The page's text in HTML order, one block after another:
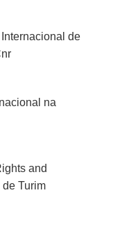
de
na
and
Turim